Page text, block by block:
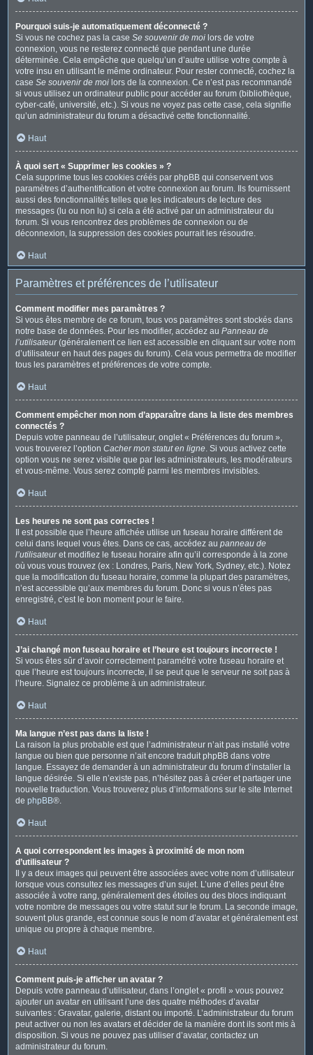
Pourquoi suis-je automatiquement déconnecté ?
Si vous ne cochez pas la case Se souvenir de moi lors de votre
connexion, vous ne resterez connecté que pendant une durée
déterminée. Cela empêche que quelqu’un d’autre utilise votre compte à
votre insu en utilisant le même ordinateur. Pour rester connecté, cochez la
case Se souvenir de moi lors de la connexion. Ce n’est pas recommandé
si vous utilisez un ordinateur public pour accéder au forum (bibliothèque,
cyber-café, université, etc.). Si vous ne voyez pas cette case, cela signifie
qu’un administrateur du forum a désactivé cette fonctionnalité.
Haut
À quoi sert « Supprimer les cookies » ?
Cela supprime tous les cookies créés par phpBB qui conservent vos
paramètres d’authentification et votre connexion au forum. Ils fournissent
aussi des fonctionnalités telles que les indicateurs de lecture des
messages (lu ou non lu) si cela a été activé par un administrateur du
forum. Si vous rencontrez des problèmes de connexion ou de
déconnexion, la suppression des cookies pourrait les résoudre.
Haut
Paramètres et préférences de l’utilisateur
Comment modifier mes paramètres ?
Si vous êtes membre de ce forum, tous vos paramètres sont stockés dans
notre base de données. Pour les modifier, accédez au Panneau de
l’utilisateur(généralement ce lien est accessible en cliquant sur votre nom
d’utilisateur en haut des pages du forum). Cela vous permettra de modifier
tous les paramètres et préférences de votre compte.
Haut
Comment empêcher mon nom d’apparaître dans la liste des membres
connectés ?
Depuis votre panneau de l’utilisateur, onglet « Préférences du forum »,
vous trouverez l’option Cacher mon statut en ligne. Si vous activez cette
option vous ne serez visible que par les administrateurs, les modérateurs
et vous-même. Vous serez compté parmi les membres invisibles.
Haut
Les heures ne sont pas correctes !
Il est possible que l’heure affichée utilise un fuseau horaire différent de
celui dans lequel vous êtes. Dans ce cas, accédez au panneau de
l’utilisateuret modifiez le fuseau horaire afin qu’il corresponde à la zone
où vous vous trouvez (ex : Londres, Paris, New York, Sydney, etc.). Notez
que la modification du fuseau horaire, comme la plupart des paramètres,
n’est accessible qu’aux membres du forum. Donc si vous n’êtes pas
enregistré, c’est le bon moment pour le faire.
Haut
J’ai changé mon fuseau horaire et l’heure est toujours incorrecte !
Si vous êtes sûr d’avoir correctement paramétré votre fuseau horaire et
que l’heure est toujours incorrecte, il se peut que le serveur ne soit pas à
l’heure. Signalez ce problème à un administrateur.
Haut
Ma langue n’est pas dans la liste !
La raison la plus probable est que l’administrateur n’ait pas installé votre
langue ou bien que personne n’ait encore traduit phpBB dans votre
langue. Essayez de demander à un administrateur du forum d’installer la
langue désirée. Si elle n’existe pas, n’hésitez pas à créer et partager une
nouvelle traduction. Vous trouverez plus d’informations sur le site Internet
de phpBB®.
Haut
A quoi correspondent les images à proximité de mon nom
d’utilisateur ?
Il y a deux images qui peuvent être associées avec votre nom d’utilisateur
lorsque vous consultez les messages d’un sujet. L’une d’elles peut être
associée à votre rang, généralement des étoiles ou des blocs indiquant
votre nombre de messages ou votre statut sur le forum. La seconde image,
souvent plus grande, est connue sous le nom d’avatar et généralement est
unique ou propre à chaque membre.
Haut
Comment puis-je afficher un avatar ?
Depuis votre panneau d’utilisateur, dans l’onglet « profil » vous pouvez
ajouter un avatar en utilisant l’une des quatre méthodes d’avatar
suivantes : Gravatar, galerie, distant ou importé. L’administrateur du forum
peut activer ou non les avatars et décider de la manière dont ils sont mis à
disposition. Si vous ne pouvez pas utiliser d’avatar, contactez un
administrateur du forum.